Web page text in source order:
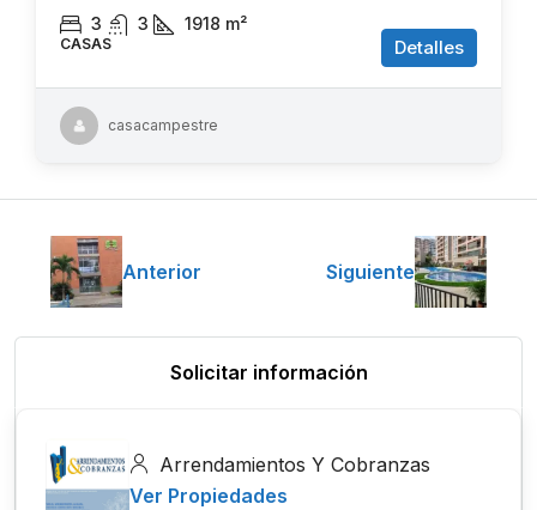
3 3 1918 m²
CASAS Detalles
casacampestre
Anterior Siguiente
Solicitar información
Arrendamientos Y Cobranzas
Ver Propiedades